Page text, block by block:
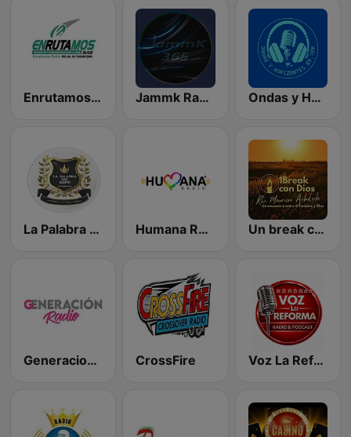
Enrutamos Radio Jammk Radio Ondas y Horizontes Radio
La Palabra del Reino Humana Radio Un break con Dios
Generacion Radio CrossFire Voz La Reforma